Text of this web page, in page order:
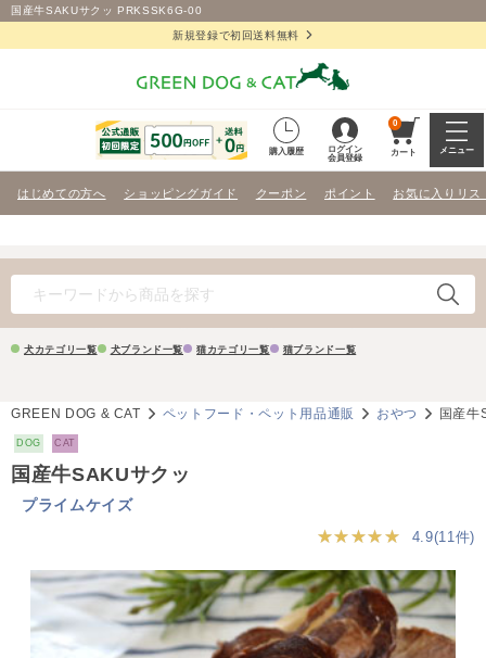
国産牛SAKUサクッ PRKSSK6G-00
新規登録で初回送料無料
購入履歴
ログイン
会員登録
0
カート メニュー
はじめての方へ ショッピングガイド クーポン ポイント お気に入りリス
犬カテゴリ一覧 犬ブランド一覧 猫カテゴリ一覧 猫ブランド一覧
GREEN DOG & CAT ペットフード・ペット用品通販 おやつ 国産牛
DOG CAT
国産牛SAKUサクッ
プライムケイズ
★★★★★ 4.9(11件)